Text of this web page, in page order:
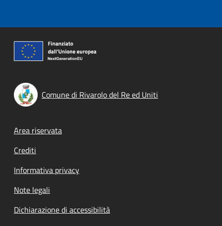
Comune di Rivarolo del Re ed Uniti
Footer menu
Area riservata
Crediti
Informativa privacy
Note legali
Dichiarazione di accessibilità